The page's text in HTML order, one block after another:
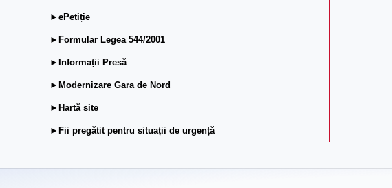
►ePetiție
►Formular Legea 544/2001
►Informații Presă
►Modernizare Gara de Nord
►Hartă site
►Fii pregătit pentru situații de urgență